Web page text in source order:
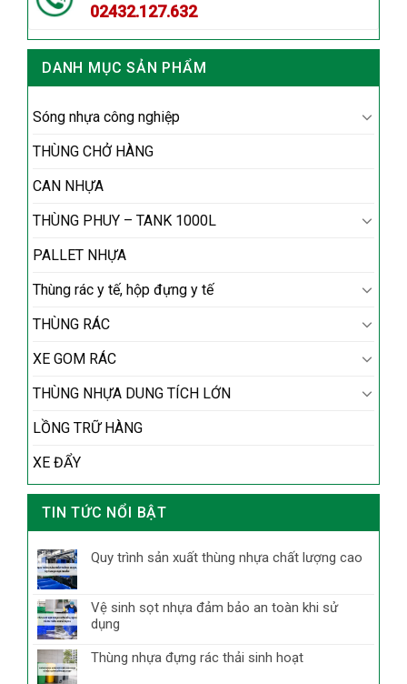
02432.127.632
DANH MỤC SẢN PHẨM
Sóng nhựa công nghiệp
THÙNG CHỞ HÀNG
CAN NHỰA
THÙNG PHUY – TANK 1000L
PALLET NHỰA
Thùng rác y tế, hộp đựng y tế
THÙNG RÁC
XE GOM RÁC
THÙNG NHỰA DUNG TÍCH LỚN
LỒNG TRỮ HÀNG
XE ĐẨY
TIN TỨC NỔI BẬT
Quy trình sản xuất thùng nhựa chất lượng cao
Vệ sinh sọt nhựa đảm bảo an toàn khi sử
dụng
Thùng nhựa đựng rác thải sinh hoạt